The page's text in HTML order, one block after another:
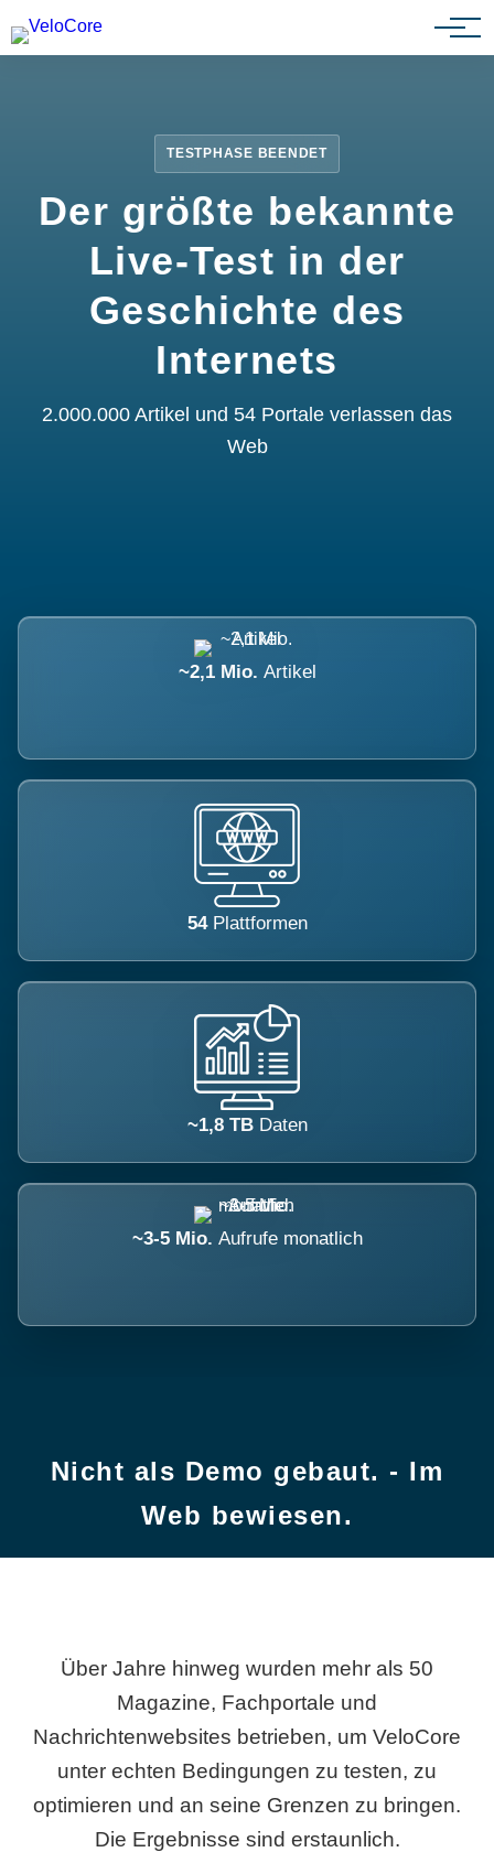
Partnerprogramm
TESTPHASE BEENDET
Der größte bekannte
Live-Test in der
Geschichte des
Internets
2.000.000 Artikel und 54 Portale verlassen das
Web
~2,1 Mio. Artikel
54 Plattformen
~1,8 TB Daten
~3-5 Mio. Aufrufe monatlich
Nicht als Demo gebaut. - Im
Web bewiesen.
Über Jahre hinweg wurden mehr als 50
Magazine, Fachportale und
Nachrichtenwebsites betrieben, um VeloCore
unter echten Bedingungen zu testen, zu
optimieren und an seine Grenzen zu bringen.
Die Ergebnisse sind erstaunlich.